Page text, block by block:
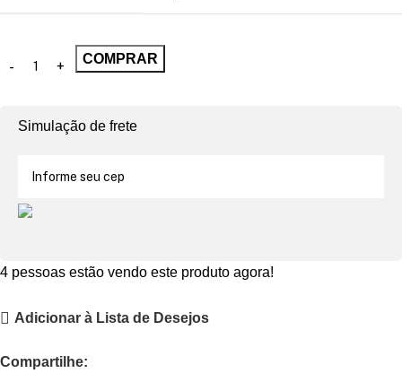
COMPRAR
Simulação de frete
4 pessoas estão vendo este produto agora!
Adicionar à Lista de Desejos
Compartilhe: